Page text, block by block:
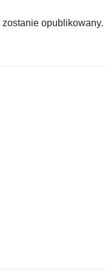
opublikowany.